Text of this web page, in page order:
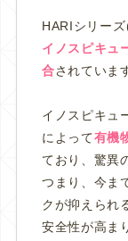
HARIシリー
イノスピキュ
合されていま
イノスピキュ
によって有機
ており、驚異
つまり、今ま
クが抑えられ
安全性が高ま